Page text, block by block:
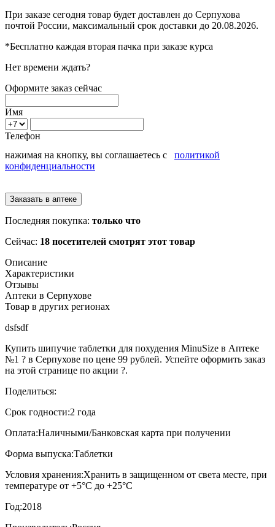
При заказе сегодня товар будет доставлен до Серпухова
почтой России, максимальный срок доставки до 20.08.2026.
*Бесплатно каждая вторая пачка при заказе курса
Нет времени ждать?
Оформите заказ сейчас
Имя
Телефон
нажимая на кнопку, вы соглашаетесь с политикой
конфиденциальности
Последняя покупка: только что
Сейчас: 18 посетителей смотрят этот товар
Описание
Характеристики
Отзывы
Аптеки в Серпухове
Товар в других регионах
dsfsdf
Купить шипучие таблетки для похудения MinuSize в Аптеке
№1 ? в Серпухове по цене 99 рублей. Успейте оформить заказ
на этой странице по акции ?.
Поделиться:
Срок годности:2 года
Оплата:Наличными/Банковская карта при получении
Форма выпуска:Таблетки
Условия хранения:Хранить в защищенном от света месте, при
температуре от +5°С до +25°С
Год:2018